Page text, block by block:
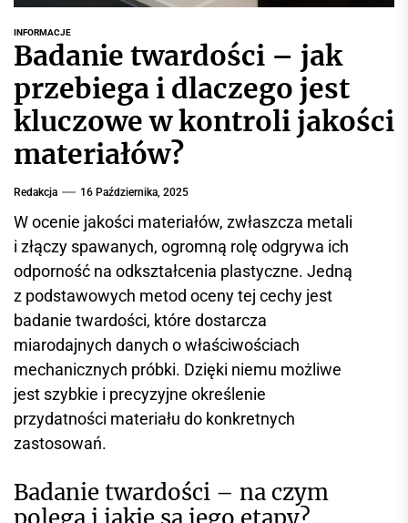
r
i
i
n
a
c
y
j
n
y
INFORMACJE
Badanie twardości – jak
przebiega i dlaczego jest
kluczowe w kontroli jakości
materiałów?
Redakcja 16 Października, 2025
W ocenie jakości materiałów, zwłaszcza metali
i złączy spawanych, ogromną rolę odgrywa ich
odporność na odkształcenia plastyczne. Jedną
z podstawowych metod oceny tej cechy jest
badanie twardości, które dostarcza
miarodajnych danych o właściwościach
mechanicznych próbki. Dzięki niemu możliwe
jest szybkie i precyzyjne określenie
przydatności materiału do konkretnych
zastosowań.
Badanie twardości – na czym